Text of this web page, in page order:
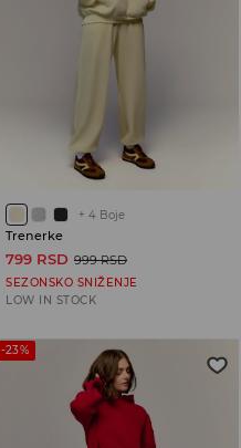
+ 4 Boje
Trenerke
799 RSD 999 RSD
SEZONSKO SNIŽENJE
LOW IN STOCK
-23%